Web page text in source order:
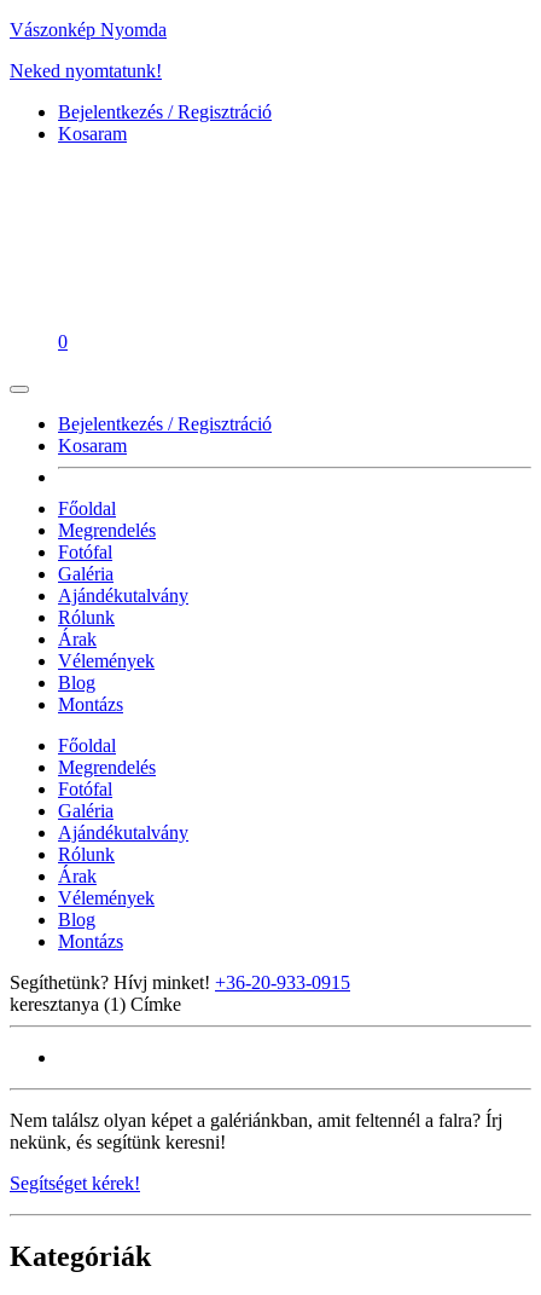
Vászonkép Nyomda
Neked nyomtatunk!
Bejelentkezés / Regisztráció
Kosaram
0
Bejelentkezés / Regisztráció
Kosaram
Főoldal
Megrendelés
Fotófal
Galéria
Ajándékutalvány
Rólunk
Árak
Vélemények
Blog
Montázs
Főoldal
Megrendelés
Fotófal
Galéria
Ajándékutalvány
Rólunk
Árak
Vélemények
Blog
Montázs
Segíthetünk? Hívj minket! +36-20-933-0915
keresztanya (1) Címke
Nem találsz olyan képet a galériánkban, amit feltennél a falra? Írj
nekünk, és segítünk keresni!
Segítséget kérek!
Kategóriák